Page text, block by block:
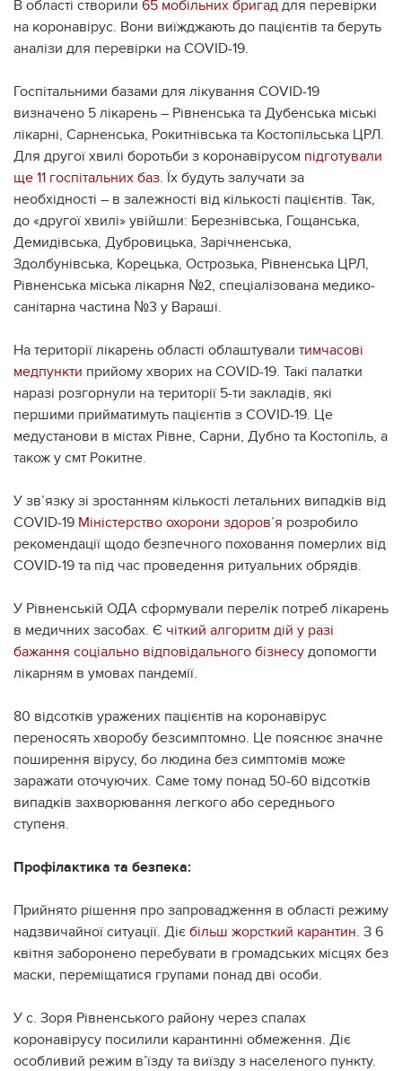
В області створили 65 мобільних бригад для перевірки
на коронавірус. Вони виїжджають до пацієнтів та беруть
аналізи для перевірки на COVID-19.
Госпітальними базами для лікування COVID-19
визначено 5 лікарень – Рівненська та Дубенська міські
лікарні, Сарненська, Рокитнівська та Костопільська ЦРЛ.
Для другої хвилі боротьби з коронавірусом підготували
ще 11 госпітальних баз. Їх будуть залучати за
необхідності – в залежності від кількості пацієнтів. Так,
до «другої хвилі» увійшли: Березнівська, Гощанська,
Демидівська, Дубровицька, Зарічненська,
Здолбунівська, Корецька, Острозька, Рівненська ЦРЛ,
Рівненська міська лікарня №2, спеціалізована медико-
санітарна частина №3 у Вараші.
На території лікарень області облаштували тимчасові
медпункти прийому хворих на COVID-19. Такі палатки
наразі розгорнули на території 5-ти закладів, які
першими прийматимуть пацієнтів з COVID-19. Це
медустанови в містах Рівне, Сарни, Дубно та Костопіль, а
також у смт Рокитне.
У зв’язку зі зростанням кількості летальних випадків від
COVID-19 Міністерство охорони здоров’я розробило
рекомендації щодо безпечного поховання померлих від
COVID-19 та під час проведення ритуальних обрядів.
У Рівненській ОДА сформували перелік потреб лікарень
в медичних засобах. Є чіткий алгоритм дій у разі
бажання соціально відповідального бізнесу допомогти
лікарням в умовах пандемії.
80 відсотків уражених пацієнтів на коронавірус
переносять хворобу безсимптомно. Це пояснює значне
поширення вірусу, бо людина без симптомів може
заражати оточуючих. Саме тому понад 50-60 відсотків
випадків захворювання легкого або середнього
ступеня.
Профілактика та безпека:
Прийнято рішення про запровадження в області режиму
надзвичайної ситуації. Діє більш жорсткий карантин. З 6
квітня заборонено перебувати в громадських місцях без
маски, переміщатися групами понад дві особи.
У с. Зоря Рівненського району через спалах
коронавірусу посилили карантинні обмеження. Діє
особливий режим в’їзду та виїзду з населеного пункту.